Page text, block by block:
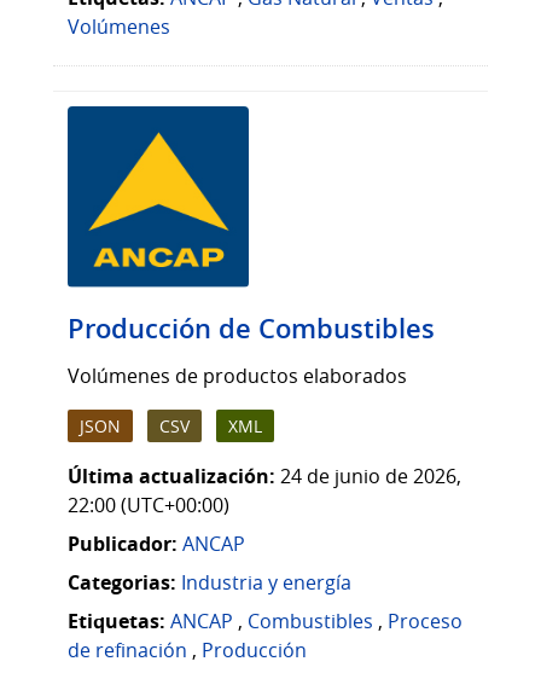
Volúmenes
Producción de Combustibles
Volúmenes de productos elaborados
JSON CSV XML
Última actualización: 24 de junio de 2026,
22:00 (UTC+00:00)
Publicador: ANCAP
Categorias: Industria y energía
Etiquetas: ANCAP , Combustibles , Proceso
de refinación , Producción